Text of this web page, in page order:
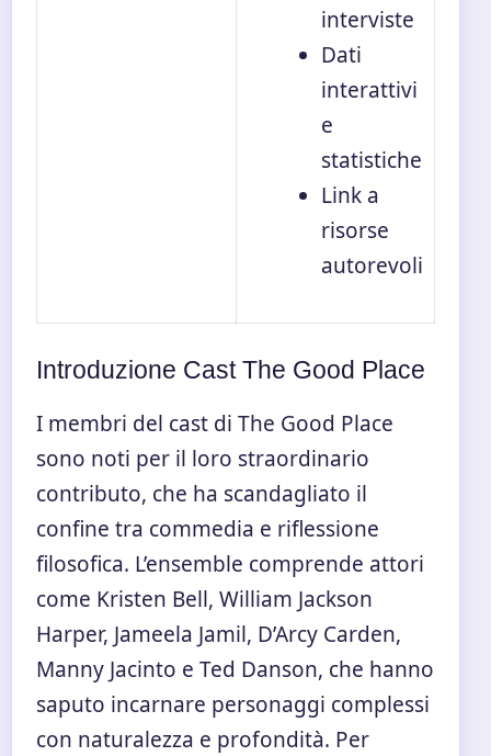
interviste
Dati
interattivi
e
statistiche
Link a
risorse
autorevoli
Introduzione Cast The Good Place
I membri del cast di The Good Place
sono noti per il loro straordinario
contributo, che ha scandagliato il
confine tra commedia e riflessione
filosofica. L’ensemble comprende attori
come Kristen Bell, William Jackson
Harper, Jameela Jamil, D’Arcy Carden,
Manny Jacinto e Ted Danson, che hanno
saputo incarnare personaggi complessi
con naturalezza e profondità. Per